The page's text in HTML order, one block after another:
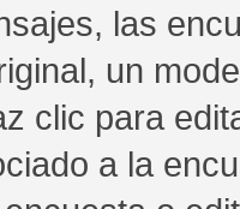
las
un
clic para
a la